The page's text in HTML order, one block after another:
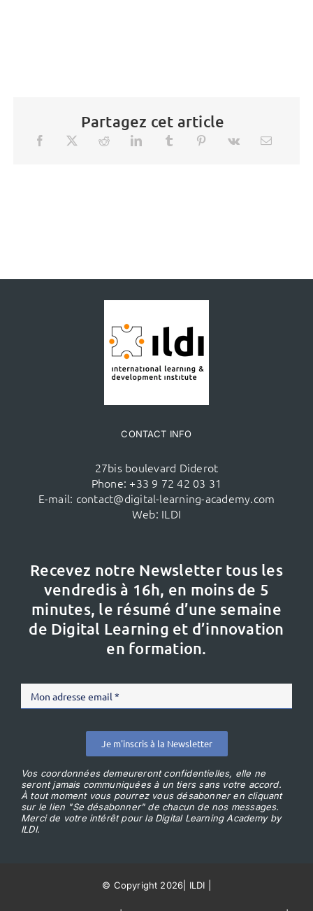
Partagez cet article
CONTACT INFO
27bis boulevard Diderot
Phone: +33 9 72 42 03 31
E-mail: contact@digital-learning-academy.com
Web: ILDI
Recevez notre Newsletter tous les
vendredis à 16h, en moins de 5
minutes, le résumé d’une semaine
de Digital Learning et d’innovation
en formation.
Je m'inscris à la Newsletter
Vos coordonnées demeureront confidentielles, elle ne
seront jamais communiquées à un tiers sans votre accord.
À tout moment vous pourrez vous désabonner en cliquant
sur le lien "Se désabonner" de chacun de nos messages.
Merci de votre intérêt pour la Digital Learning Academy by
ILDI.
© Copyright 2026 ILDI